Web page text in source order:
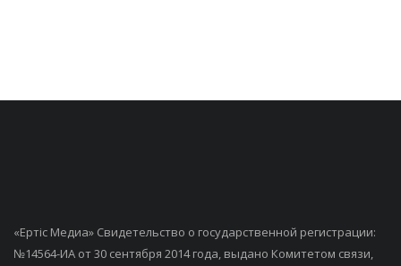
«Ертiс Медиа» Свидетельство о государственной регистрации:
№14564-ИА от 30 сентября 2014 года, выдано Комитетом связи,